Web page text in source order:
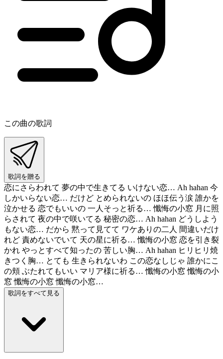
この曲の歌詞
歌詞を贈る
恋にさらわれて 夢の中で生きてる いけない恋… Ah hahan 今
しかいらない恋… だけど とめられないの ほほ伝う涙 誰かを
泣かせる 恋でもいいの 一人そっと祈る… 懺悔の小窓 月に照
らされて 夜の中で咲いてる 秘密の恋… Ah hahan どうしよう
もない恋… だから 黙って見てて ワケありの二人 間違いだけ
れど 責めないでいて 天の星に祈る… 懺悔の小窓 恋を引き裂
かれ やっとすべて知ったの 苦しい胸… Ah hahan ヒリヒリ焼
きつく胸… とても 生きられないわ この恋なしじゃ 誰かにこ
の頬 ぶたれてもいい マリア様に祈る… 懺悔の小窓 懺悔の小
窓 懺悔の小窓 懺悔の小窓…
歌詞をすべて見る